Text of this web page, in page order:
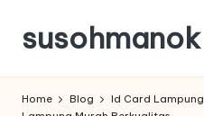
Skip
content
susohmanok
Home Blog Id Card Lampung